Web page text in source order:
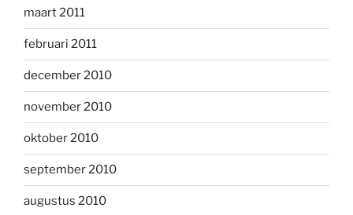
maart 2011
februari 2011
december 2010
november 2010
oktober 2010
september 2010
augustus 2010